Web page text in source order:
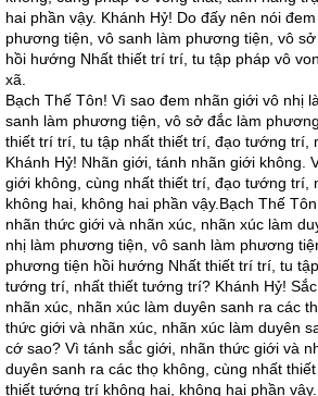
hai phần vậy. Khánh Hỷ! Do đấy nên nói
phương tiện, vô sanh làm phương tiện, vô
hồi hướng Nhất thiết trí trí, tu tập pháp vô
xã.
Bạch Thế Tôn! Vì sao đem nhãn giới vô nhị
sanh làm phương tiện, vô sở đắc làm
thiết trí trí, tu tập nhất thiết trí, đạo tướng trí,
Khánh Hỷ! Nhãn giới, tánh nhãn giới không.
giới không, cùng nhất thiết trí, đạo tướng trí,
không hai, không hai phần vậy.Bạch Thế
nhãn thức giới và nhãn xúc, nhãn xúc làm
nhị làm phương tiện, vô sanh làm phương
phương tiện hồi hướng Nhất thiết trí trí, tu
tướng trí, nhất thiết tướng trí? Khánh Hỷ!
nhãn xúc, nhãn xúc làm duyên sanh ra các
thức giới và nhãn xúc, nhãn xúc làm duyên
cớ sao? Vì tánh sắc giới, nhãn thức giới và
duyên sanh ra các thọ không, cùng nhất
thiết tướng trí không hai, không hai phần